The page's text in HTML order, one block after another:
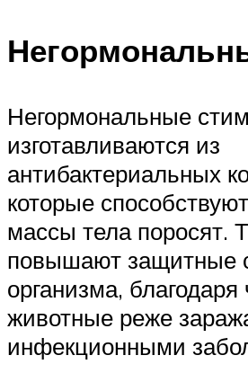
Негормональные
изготавливаются из
антибактериальных
которые
массы тела поросят.
повышают защитные
организма,
животные реже
инфекционными